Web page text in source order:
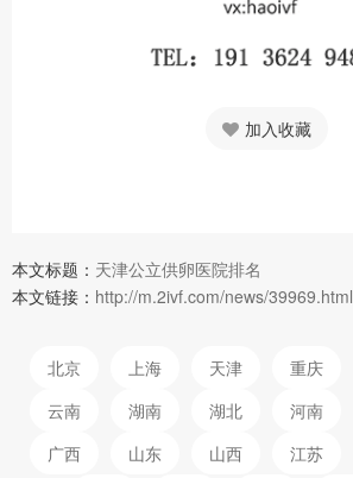
加入收藏
本文标题： 天津公立供卵医院排名
本文链接： http://m.2ivf.com/news/39969.html
北京 上海 天津 重庆
云南
湖南 湖北 河南
广西
山东 山西 江苏